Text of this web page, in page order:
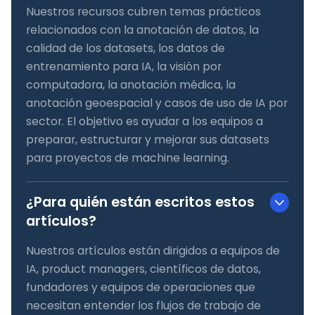
Nuestros recursos cubren temas prácticos
relacionados con la anotación de datos, la
calidad de los datasets, los datos de
entrenamiento para IA, la visión por
computadora, la anotación médica, la
anotación geoespacial y casos de uso de IA por
sector. El objetivo es ayudar a los equipos a
preparar, estructurar y mejorar sus datasets
para proyectos de machine learning.
¿Para quién están escritos estos
artículos?
Nuestros artículos están dirigidos a equipos de
IA, product managers, científicos de datos,
fundadores y equipos de operaciones que
necesitan entender los flujos de trabajo de